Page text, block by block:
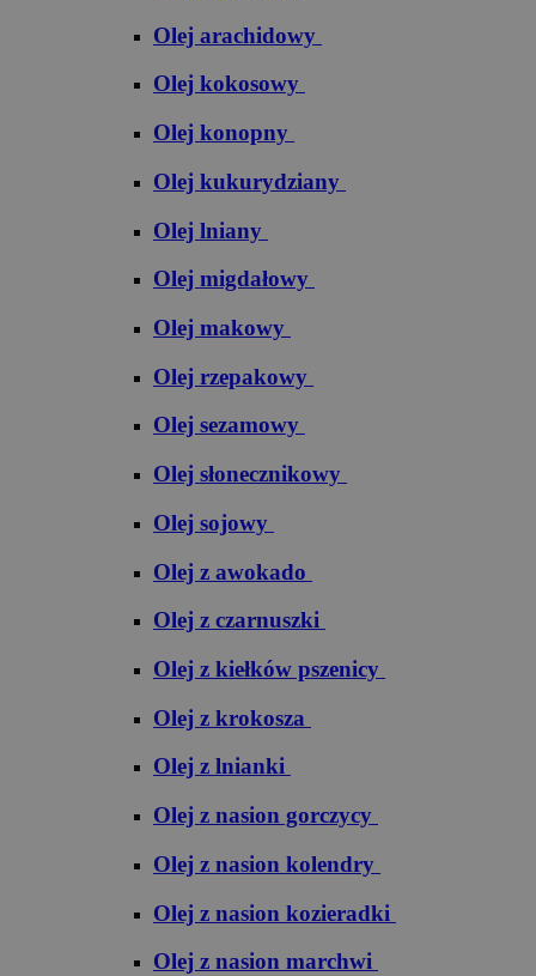
Olej arachidowy
Olej kokosowy
Olej konopny
Olej kukurydziany
Olej lniany
Olej migdałowy
Olej makowy
Olej rzepakowy
Olej sezamowy
Olej słonecznikowy
Olej sojowy
Olej z awokado
Olej z czarnuszki
Olej z kiełków pszenicy
Olej z krokosza
Olej z lnianki
Olej z nasion gorczycy
Olej z nasion kolendry
Olej z nasion kozieradki
Olej z nasion marchwi